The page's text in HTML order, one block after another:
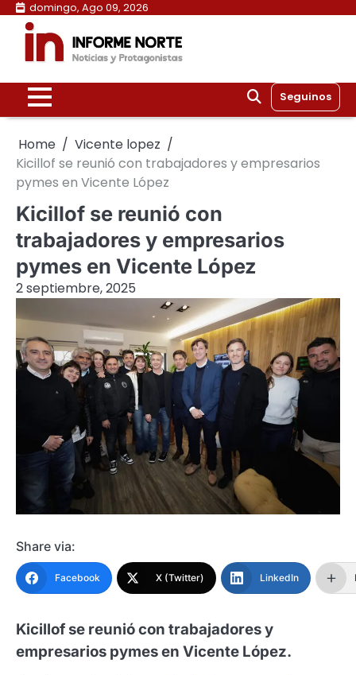
Skip
content
domingo, Ago 09, 2026
Seguinos
Home
Vicente lopez
Kicillof se reunió con trabajadores y empresarios
pymes en Vicente López
Kicillof se reunió con
trabajadores y empresarios
pymes en Vicente López
2 septiembre, 2025
Share via:
Facebook X (Twitter) LinkedIn
Kicillof se reunió con trabajadores y
empresarios pymes en Vicente López.